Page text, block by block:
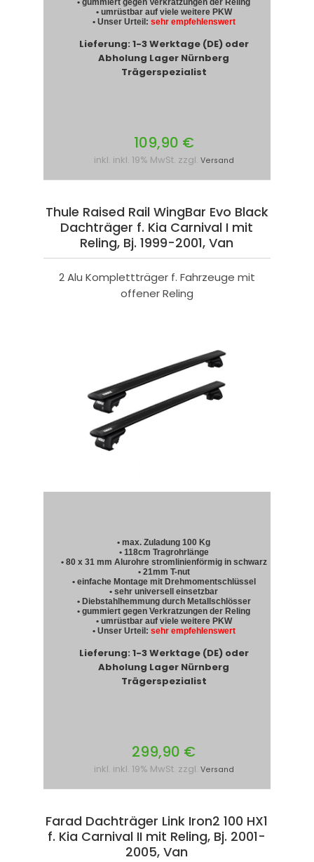
• gummiert gegen Verkratzungen der Reling
• umrüstbar auf viele weitere PKW
• Unser Urteil: sehr empfehlenswert
Lieferung: 1-3 Werktage (DE) oder
Abholung Lager Nürnberg
Trägerspezialist
109,90 €
inkl. inkl. 19% MwSt. zzgl. Versand
Thule Raised Rail WingBar Evo Black
Dachträger f. Kia Carnival I mit
Reling, Bj. 1999-2001, Van
2 Alu Komplettträger f. Fahrzeuge mit
offener Reling
• max. Zuladung 100 Kg
• 118cm Tragrohrlänge
• 80 x 31 mm Alurohre stromlinienförmig in schwarz
• 21mm T-nut
• einfache Montage mit Drehmomentschlüssel
• sehr universell einsetzbar
• Diebstahlhemmung durch Metallschlösser
• gummiert gegen Verkratzungen der Reling
• umrüstbar auf viele weitere PKW
• Unser Urteil: sehr empfehlenswert
Lieferung: 1-3 Werktage (DE) oder
Abholung Lager Nürnberg
Trägerspezialist
299,90 €
inkl. inkl. 19% MwSt. zzgl. Versand
Farad Dachträger Link Iron2 100 HX1
f. Kia Carnival II mit Reling, Bj. 2001-
2005, Van